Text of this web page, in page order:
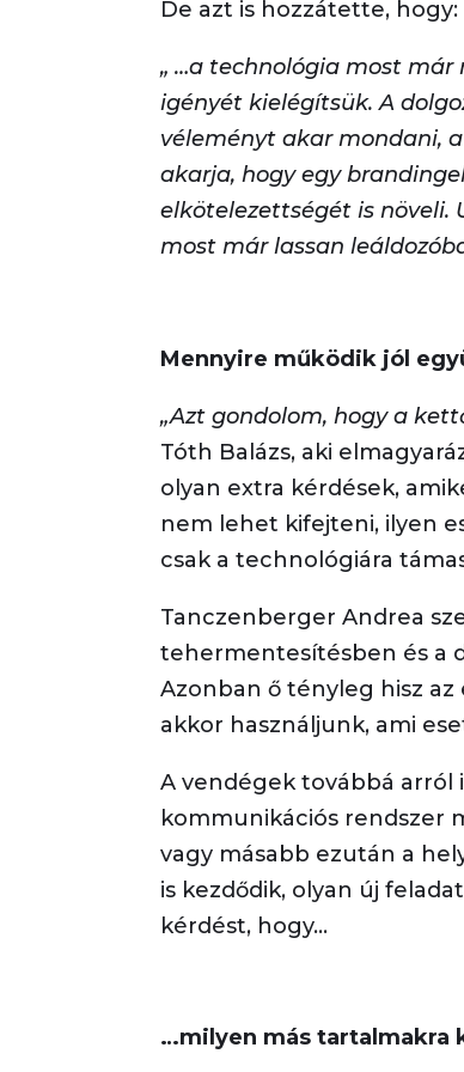
De azt is hozzátette, hogy:
„ …a technológia most
igényét kielégítsük. A
véleményt akar mondani,
akarja, hogy egy
elkötelezettségét is növeli.
most már lassan
Mennyire működik jól
„Azt gondolom, hogy a
Tóth Balázs, aki
olyan extra kérdések,
nem lehet kifejteni, ilyen
csak a technológiára
Tanczenberger Andrea
tehermentesítésben és a
Azonban ő tényleg hisz
akkor használjunk, ami
A vendégek továbbá arról
kommunikációs rendszer
vagy másabb ezután a
is kezdődik, olyan új
kérdést, hogy…
…milyen más tartalmakra